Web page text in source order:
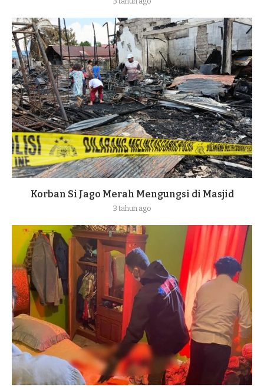
Korban Si Jago Merah Mengungsi di Masjid
3 tahun ago